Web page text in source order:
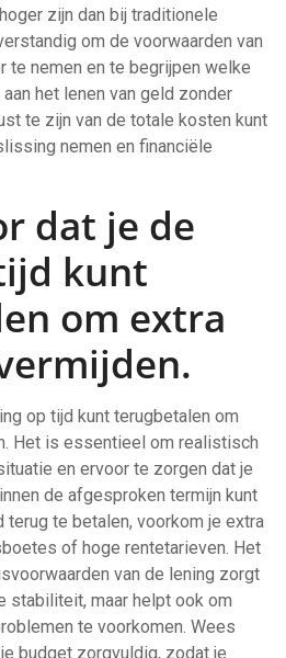
zijn dan bij traditionele
om de voorwaarden van
te nemen en te begrijpen welke
het lenen van geld zonder
te zijn van de totale kosten kunt
nemen en financiële
dat je de
kunt
om extra
op tijd kunt terugbetalen om
Het is essentieel om realistisch
en ervoor te zorgen dat je
de afgesproken termijn kunt
terug te betalen, voorkom je extra
of hoge rentetarieven. Het
van de lening zorgt
stabiliteit, maar helpt ook om
te voorkomen. Wees
budget zorgvuldig, zodat je